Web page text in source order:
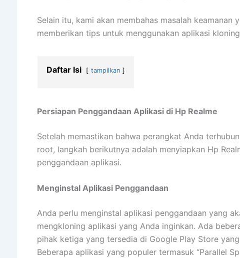
Selain itu, kami akan membahas masalah keamanan
memberikan tips untuk menggunakan aplikasi
Daftar Isi tampilkan
Persiapan Penggandaan Aplikasi di Hp Realme
Setelah memastikan bahwa perangkat Anda
root, langkah berikutnya adalah menyiapkan Hp
penggandaan aplikasi.
Menginstal Aplikasi Penggandaan
Anda perlu menginstal aplikasi penggandaan yang
mengkloning aplikasi yang Anda inginkan. Ada
pihak ketiga yang tersedia di Google Play Store
Beberapa aplikasi yang populer termasuk “Parallel